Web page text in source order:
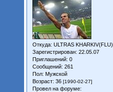
Откуда: ULTRAS KHARKIV(FLU)
Зарегистрирован: 22.05.07
Приглашений: 0
Сообщений: 261
Пол: Мужской
Возраст: 36 [1990-02-27]
Провел на форуме: